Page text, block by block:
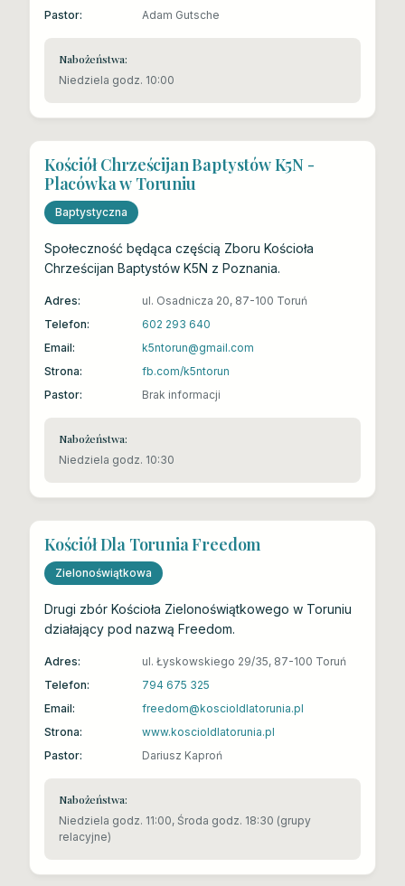
Pastor:
Adam Gutsche
Nabożeństwa:
Niedziela godz. 10:00
Kościół Chrześcijan Baptystów K5N -
Placówka w Toruniu
Baptystyczna
Społeczność będąca częścią Zboru Kościoła
Chrześcijan Baptystów K5N z Poznania.
Adres:
ul. Osadnicza 20, 87-100 Toruń
Telefon:
602 293 640
Email:
k5ntorun@gmail.com
Strona:
fb.com/k5ntorun
Pastor:
Brak informacji
Nabożeństwa:
Niedziela godz. 10:30
Kościół Dla Torunia Freedom
Zielonoświątkowa
Drugi zbór Kościoła Zielonoświątkowego w Toruniu
działający pod nazwą Freedom.
Adres:
ul. Łyskowskiego 29/35, 87-100 Toruń
Telefon:
794 675 325
Email:
freedom@koscioldlatorunia.pl
Strona:
www.koscioldlatorunia.pl
Pastor:
Dariusz Kaproń
Nabożeństwa:
Niedziela godz. 11:00, Środa godz. 18:30 (grupy
relacyjne)